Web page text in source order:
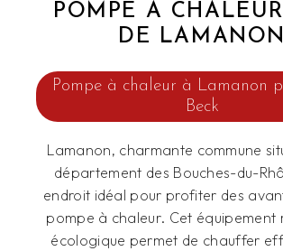
POMPE À
DE LAMANON
Pompe à chaleur à Lamanon
Beck
Lamanon, charmante commune
département des Bouches-du-
endroit idéal pour profiter des
pompe à chaleur. Cet équipement
écologique permet de chauffer